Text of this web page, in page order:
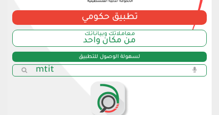
تطبيق حكومي
مـعامـلاتك وبـيـانـاتـك
من مكان واحد
لسهولة الوصول للتطبيق
mtit